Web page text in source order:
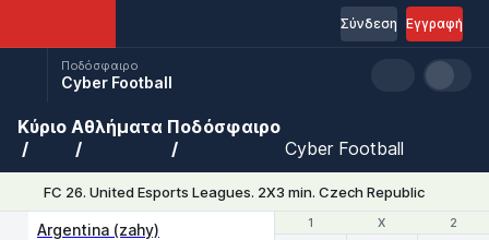
Εγγραφή
Σύνδεση
Ποδόσφαιρο
Cyber Football
Κύριο Αθλήματα Ποδόσφαιρο
Cyber Football
FC 26. United Esports Leagues. 2X3 min. Czech Republic
1 X 2
Argentina (zahy) 1 X 2